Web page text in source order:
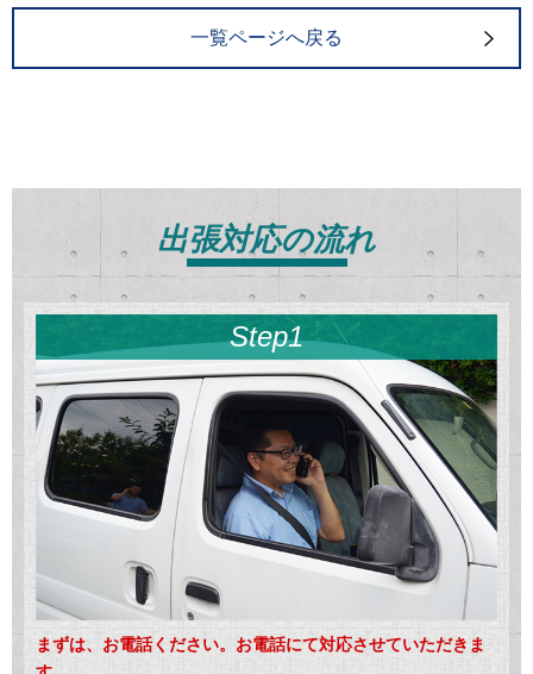
一覧ページへ戻る
出張対応の流れ
Step1
まずは、お電話ください。お電話にて対応させていただきま